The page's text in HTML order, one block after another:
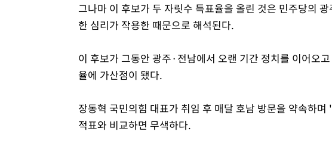
그나마 이 후보가 두 자릿수 득표율을 올린 것은 민주당의
한 심리가 작용한 때문으로 해석된다.
이 후보가 그동안 광주·전남에서 오랜 기간 정치를 이어오
율에 가산점이 됐다.
장동혁 국민의힘 대표가 취임 후 매달 호남 방문을 약속하
적표와 비교하면 무색하다.